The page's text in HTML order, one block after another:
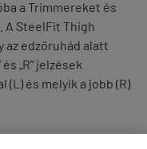
a Trimmereket és
A SteelFit Thigh
az edzőruhád alatt
„R” jelzések
(L) és melyik a jobb (R)